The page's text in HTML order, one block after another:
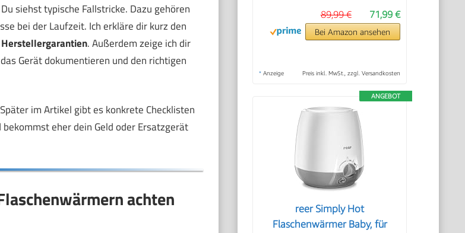
siehst typische Fallstricke. Dazu gehören
bei der Laufzeit. Ich erkläre dir kurz den
. Außerdem zeige ich dir
Gerät dokumentieren und den richtigen
im Artikel gibt es konkrete Checklisten
eher dein Geld oder Ersatzgerät
achten
71,99 €
89,99 €
Bei Amazon ansehen
* Anzeige Preis inkl. MwSt., zzgl. Versandkosten
ANGEBOT
reer Simply Hot
Flaschenwärmer Baby, für